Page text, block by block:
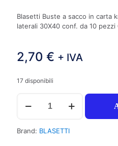
Blasetti Buste a sacco in carta
laterali 30X40 conf. da 10
2,70 € + IVA
17 disponibili
Blasetti
Buste
a
sacco
in
Brand: BLASETTI